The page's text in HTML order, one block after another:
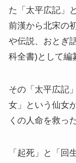
た「太平広記」
前漢から北宋の
や伝説、おとぎ
科全書)として編
その「太平広記
女」という仙女
くの人命を救っ
「起死」と「回